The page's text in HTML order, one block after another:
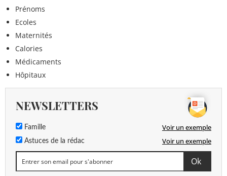
Prénoms
Ecoles
Maternités
Calories
Médicaments
Hôpitaux
NEWSLETTERS
Famille Voir un exemple
Astuces de la rédac Voir un exemple